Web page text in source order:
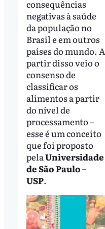
consequências
negativas à saúde
da população no
Brasil e em outros
países do mundo. A
partir disso veio o
consenso de
classificar os
alimentos a partir
do nível de
processamento –
esse é um conceito
que foi proposto
pelaUniversidade
de São Paulo –
USP.